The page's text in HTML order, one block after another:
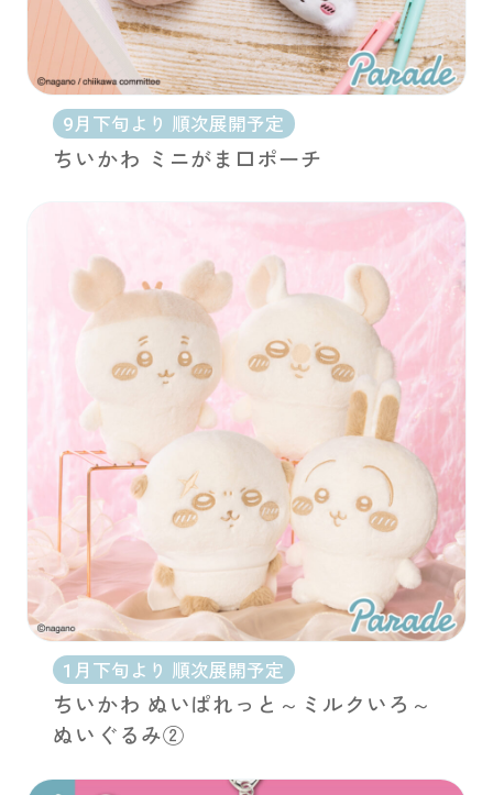
9月下旬より 順次展開予定
ちいかわ ミニがま口ポーチ
1月下旬より 順次展開予定
ちいかわ ぬいぱれっと～ミルクいろ～
ぬいぐるみ②